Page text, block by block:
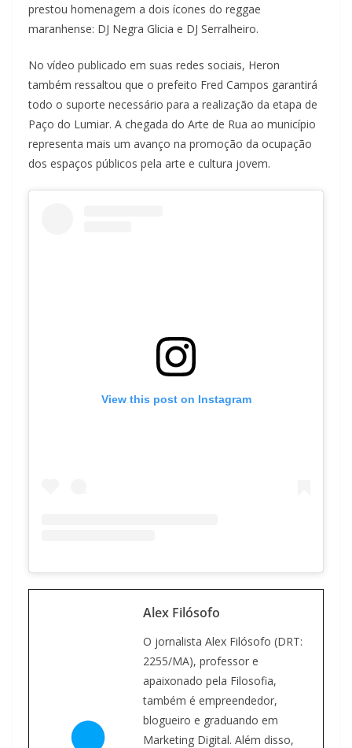
prestou homenagem a dois ícones do reggae
maranhense: DJ Negra Glicia e DJ Serralheiro.
No vídeo publicado em suas redes sociais, Heron
também ressaltou que o prefeito Fred Campos garantirá
todo o suporte necessário para a realização da etapa de
Paço do Lumiar. A chegada do Arte de Rua ao município
representa mais um avanço na promoção da ocupação
dos espaços públicos pela arte e cultura jovem.
View this post on Instagram
Alex Filósofo
O jornalista Alex Filósofo (DRT:
2255/MA), professor e
apaixonado pela Filosofia,
também é empreendedor,
blogueiro e graduando em
Marketing Digital. Além disso,